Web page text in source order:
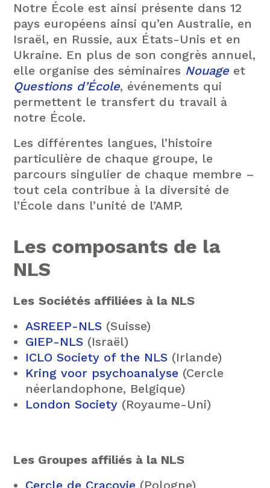
Notre École est ainsi présente dans 12
pays européens ainsi qu’en Australie, en
Israël, en Russie, aux États-Unis et en
Ukraine. En plus de son congrès annuel,
elle organise des séminaires Nouage et
Questions d’École, événements qui
permettent le transfert du travail à
notre École.
Les différentes langues, l’histoire
particulière de chaque groupe, le
parcours singulier de chaque membre –
tout cela contribue à la diversité de
l’École dans l’unité de l’AMP.
Les composants de la
NLS
Les Sociétés affiliées à la NLS
ASREEP-NLS (Suisse)
GIEP-NLS (Israël)
ICLO Society of the NLS (Irlande)
Kring voor psychoanalyse (Cercle
néerlandophone, Belgique)
London Society (Royaume-Uni)
Les Groupes affiliés à la NLS